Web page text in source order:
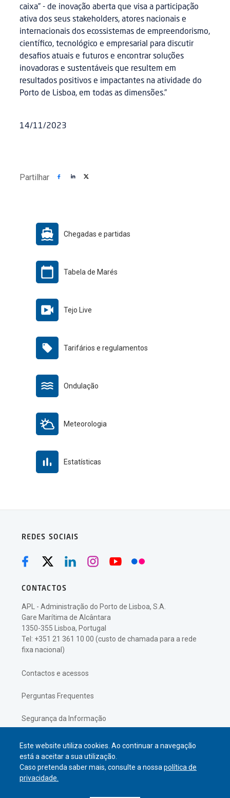
Este website utiliza cookies. Ao continuar a navegação
está a aceitar a sua utilização.
Caso pretenda saber mais, consulte a nossapolítica de
privacidade.
caixa” - de inovação aberta que visa a participação
ativa dos seus stakeholders, atores nacionais e
internacionais dos ecossistemas de empreendorismo,
científico, tecnológico e empresarial para discutir
desafios atuais e futuros e encontrar soluções
inovadoras e sustentáveis que resultem em
resultados positivos e impactantes na atividade do
Porto de Lisboa, em todas as dimensões.”
14/11/2023
Partilhar
Chegadas e partidas
Tabela de Marés
Tejo Live
Tarifários e regulamentos
Ondulação
Meteorologia
Estatísticas
REDES SOCIAIS
CONTACTOS
APL - Administração do Porto de Lisboa, S.A.
Gare Marítima de Alcântara
1350-355 Lisboa, Portugal
Tel: +351 21 361 10 00 (custo de chamada para a rede
fixa nacional)
Contactos e acessos
Perguntas Frequentes
Segurança da Informação
Política de Privacidade